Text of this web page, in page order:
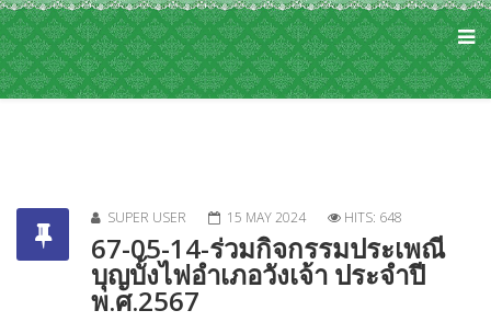
SUPER USER 15 MAY 2024 HITS: 648
67-05-14-ร่วมกิจกรรมประเพณี
บุญบั้งไฟอำเภอวังเจ้า ประจำปี
พ.ศ.2567